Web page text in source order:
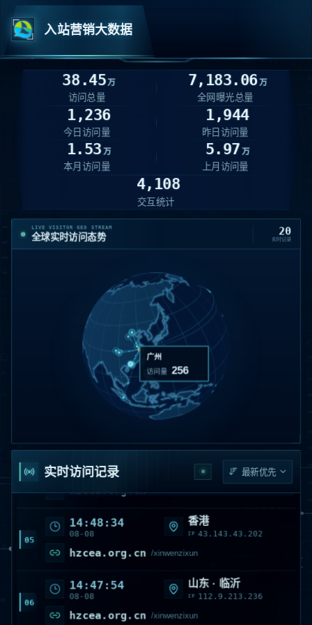
入站营销大数据
38.45万
访问总量
7,183.06万
全网曝光总量
1,236
今日访问量
1,944
昨日访问量
1.53万
本月访问量
5.97万
上月访问量
4,108
交互统计
LIVE VISITOR GEO STREAM
全球实时访问态势 20
实时记录
广州
访问量 256
实时访问记录
hzcea.org.cn /xiehuidongtai
08-08
14:49:58 辽宁 · 辽阳
hzcea.org.cn /article/5134994310096025
14:49:54 山东 · 临沂
IP
hzcea.org.cn /xinwenzixun
04
14:49:10 四川 · 成都
139.155.113.33
hzcea.org.cn /xinwenzixun
08-08
香港
IP 43.143.43.202
08-08
山东 · 临沂
IP 112.9.213.236